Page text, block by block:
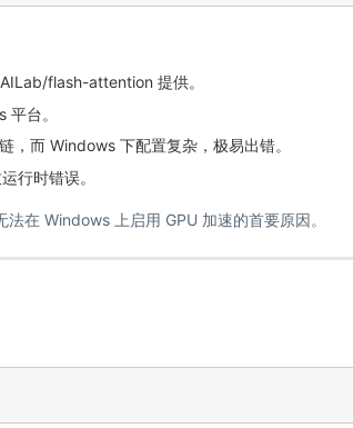
flash-attention 提供。
台。
，而 Windows 下配置复杂，极易出错。
行时错误。
法在 Windows 上启用 GPU 加速的首要原因。